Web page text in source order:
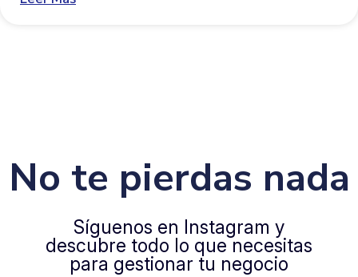
No te pierdas nada
Síguenos en Instagram y
descubre todo lo que necesitas
para gestionar tu negocio